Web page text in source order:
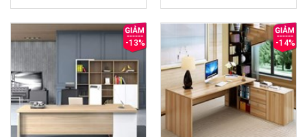
-13% -14%